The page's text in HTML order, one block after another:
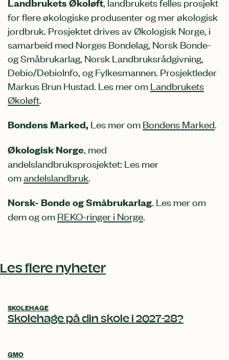
Landbrukets Økoløft
for flere økologiske produsenter og mer økologisk
jordbruk. Prosjektet drives av Økologisk Norge, i
samarbeid med Norges Bondelag, Norsk Bonde-
og Småbrukarlag, Norsk Landbruksrådgivning,
Debio/DebioInfo, og Fylkesmannen. Prosjektleder
Markus Brun Hustad. Les mer om Landbrukets
Økoløft.
Bondens Marked, Les mer om Bondens Marked.
Økologisk Norge, med
andelslandbruksprosjektet: Les mer
omandelslandbruk.
Norsk- Bonde og Småbrukarlag . Les mer om
dem og om REKO-ringer i Norge
innhold
Les flere nyheter
SKOLEHAGE
Skolehage på din skole i 2027-28?
GMO